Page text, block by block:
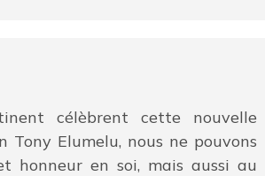
célèbrent cette nouvelle
Elumelu, nous ne pouvons
honneur en soi, mais aussi au